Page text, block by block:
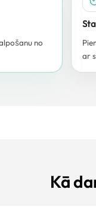
no
ar
Kā